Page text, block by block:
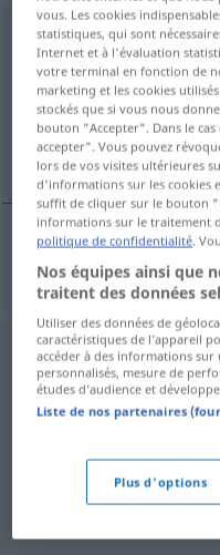
Konkurrenzneidm
Vue d'ensemble de
(Pour plus d'informations,
professional
professionaljealousy
vous. Les cookies
statistiques, qui sont
Internet et à l'évaluation
votre terminal en fonction de
marketing et les cookies
stockés que si vous nous
bouton "Accepter". Dans le
accepter". Vous pouvez
lors de vos visites ultérieures
d'informations sur les cookies
suffit de cliquer sur le bouton
informations sur le traitement
politique de confidentialité.
Nos équipes ainsi que
traitent des données
Utiliser des données de
caractéristiques de l’appareil
accéder à des informations
personnalisés, mesure de
études d’audience et
Liste de nos partenaires
Plus d'options